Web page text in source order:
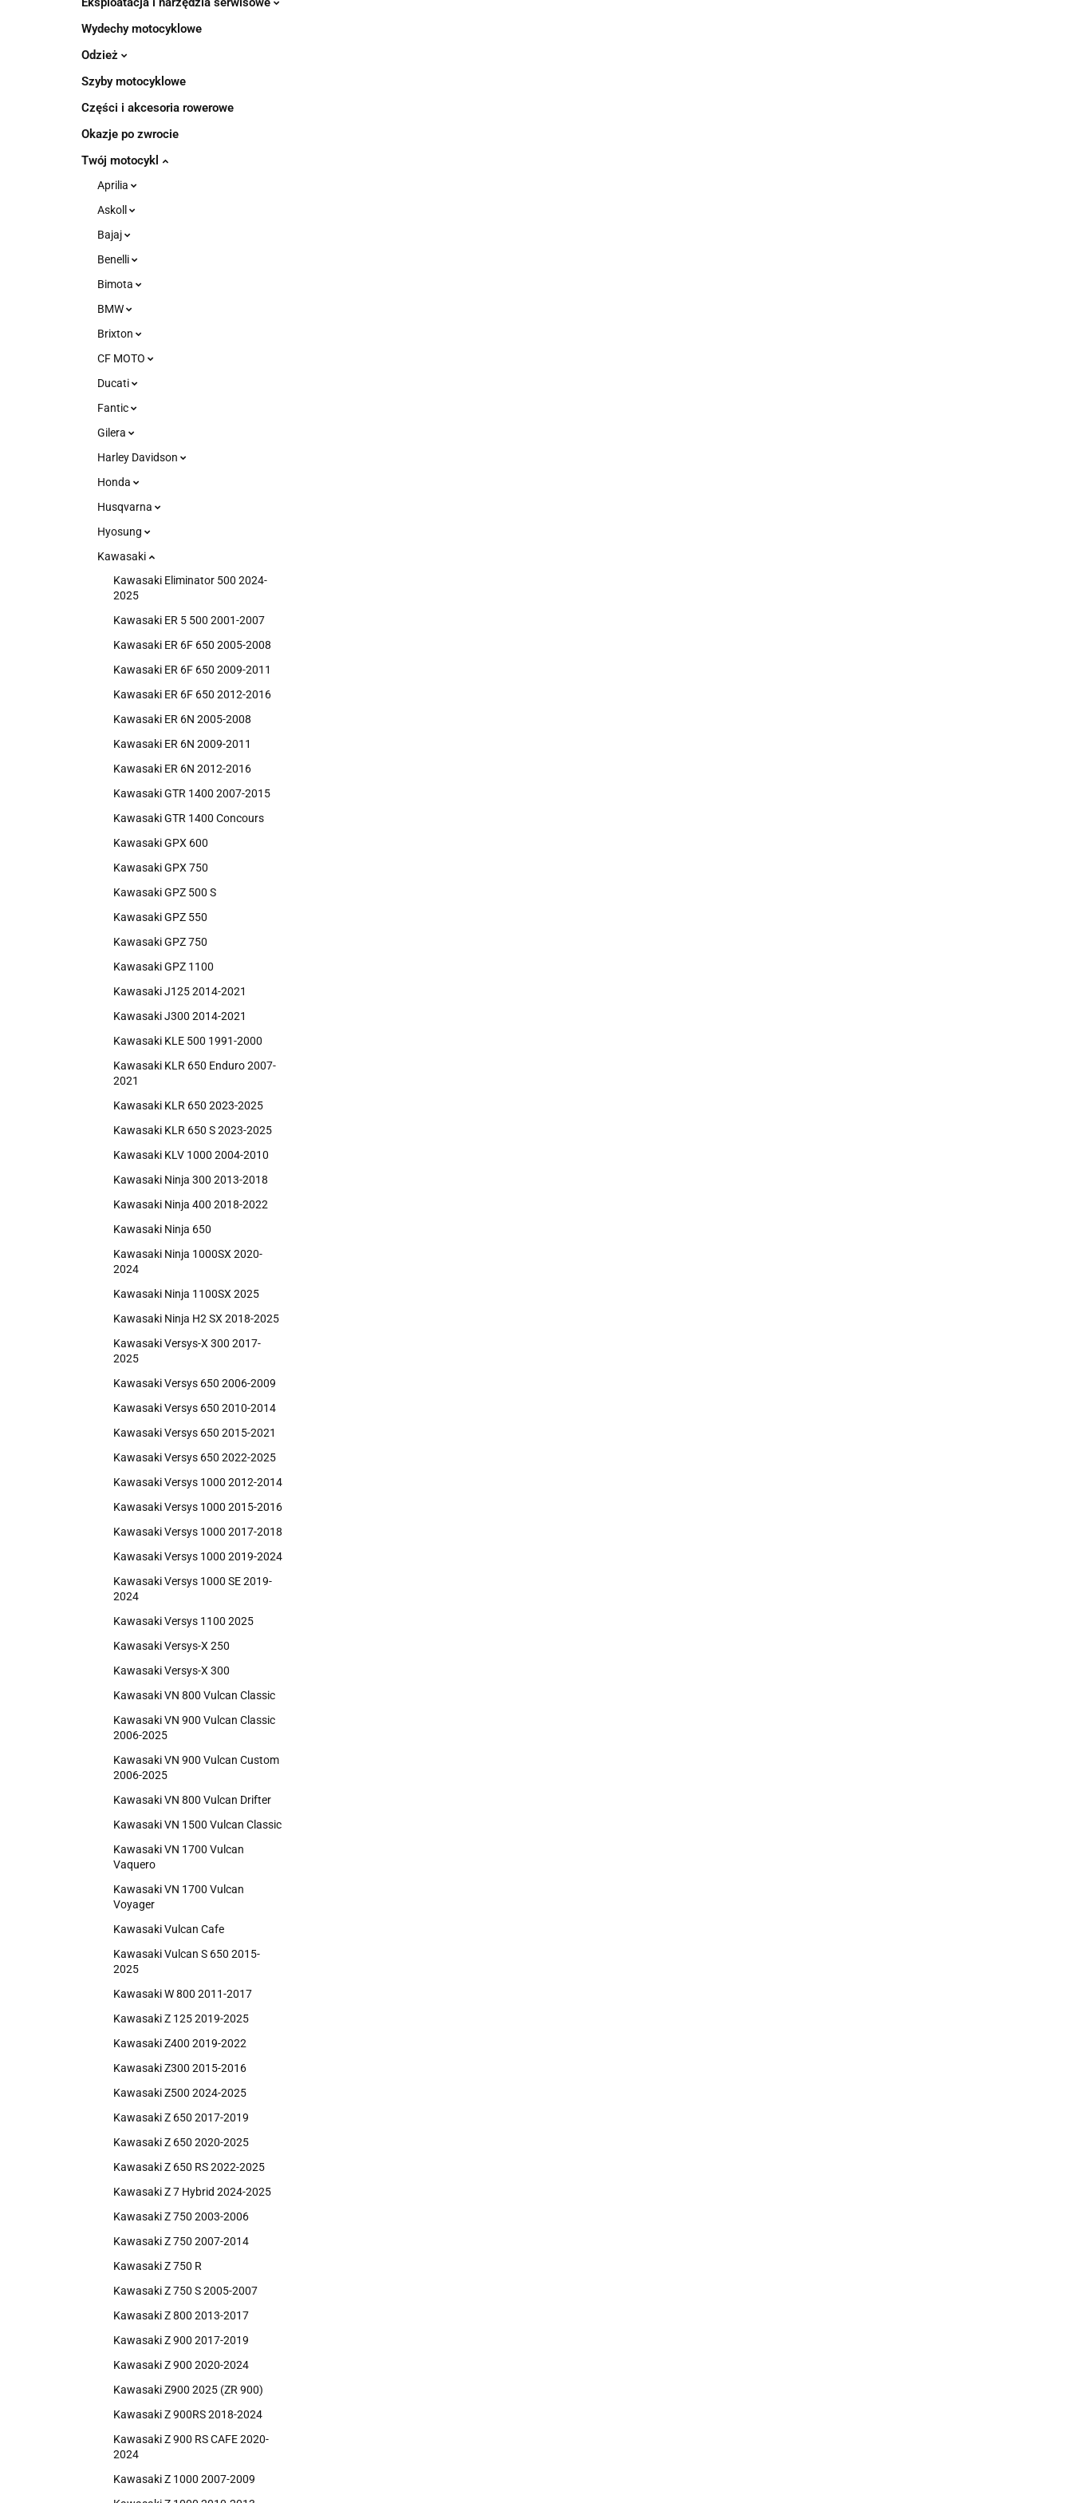
Wydechy motocyklowe
Odzież
Szyby motocyklowe
Części i akcesoria rowerowe
Okazje po zwrocie
Twój motocykl
Aprilia
Askoll
Bajaj
Benelli
Bimota
BMW
Brixton
CF MOTO
Ducati
Fantic
Gilera
Harley Davidson
Honda
Husqvarna
Hyosung
Kawasaki
Kawasaki Eliminator 500 2024-
2025
Kawasaki ER 5 500 2001-2007
Kawasaki ER 6F 650 2005-2008
Kawasaki ER 6F 650 2009-2011
Kawasaki ER 6F 650 2012-2016
Kawasaki ER 6N 2005-2008
Kawasaki ER 6N 2009-2011
Kawasaki ER 6N 2012-2016
Kawasaki GTR 1400 2007-2015
Kawasaki GTR 1400 Concours
Kawasaki GPX 600
Kawasaki GPX 750
Kawasaki GPZ 500 S
Kawasaki GPZ 550
Kawasaki GPZ 750
Kawasaki GPZ 1100
Kawasaki J125 2014-2021
Kawasaki J300 2014-2021
Kawasaki KLE 500 1991-2000
Kawasaki KLR 650 Enduro 2007-
2021
Kawasaki KLR 650 2023-2025
Kawasaki KLR 650 S 2023-2025
Kawasaki KLV 1000 2004-2010
Kawasaki Ninja 300 2013-2018
Kawasaki Ninja 400 2018-2022
Kawasaki Ninja 650
Kawasaki Ninja 1000SX 2020-
2024
Kawasaki Ninja 1100SX 2025
Kawasaki Ninja H2 SX 2018-2025
Kawasaki Versys-X 300 2017-
2025
Kawasaki Versys 650 2006-2009
Kawasaki Versys 650 2010-2014
Kawasaki Versys 650 2015-2021
Kawasaki Versys 650 2022-2025
Kawasaki Versys 1000 2012-2014
Kawasaki Versys 1000 2015-2016
Kawasaki Versys 1000 2017-2018
Kawasaki Versys 1000 2019-2024
Kawasaki Versys 1000 SE 2019-
2024
Kawasaki Versys 1100 2025
Kawasaki Versys-X 250
Kawasaki Versys-X 300
Kawasaki VN 800 Vulcan Classic
Kawasaki VN 900 Vulcan Classic
2006-2025
Kawasaki VN 900 Vulcan Custom
2006-2025
Kawasaki VN 800 Vulcan Drifter
Kawasaki VN 1500 Vulcan Classic
Kawasaki VN 1700 Vulcan
Vaquero
Kawasaki VN 1700 Vulcan
Voyager
Kawasaki Vulcan Cafe
Kawasaki Vulcan S 650 2015-
2025
Kawasaki W 800 2011-2017
Kawasaki Z 125 2019-2025
Kawasaki Z400 2019-2022
Kawasaki Z300 2015-2016
Kawasaki Z500 2024-2025
Kawasaki Z 650 2017-2019
Kawasaki Z 650 2020-2025
Kawasaki Z 650 RS 2022-2025
Kawasaki Z 7 Hybrid 2024-2025
Kawasaki Z 750 2003-2006
Kawasaki Z 750 2007-2014
Kawasaki Z 750 R
Kawasaki Z 750 S 2005-2007
Kawasaki Z 800 2013-2017
Kawasaki Z 900 2017-2019
Kawasaki Z 900 2020-2024
Kawasaki Z900 2025 (ZR 900)
Kawasaki Z 900RS 2018-2024
Kawasaki Z 900 RS CAFE 2020-
2024
Kawasaki Z 1000 2007-2009